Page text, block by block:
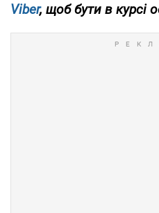
Viber, щоб бути в курсі